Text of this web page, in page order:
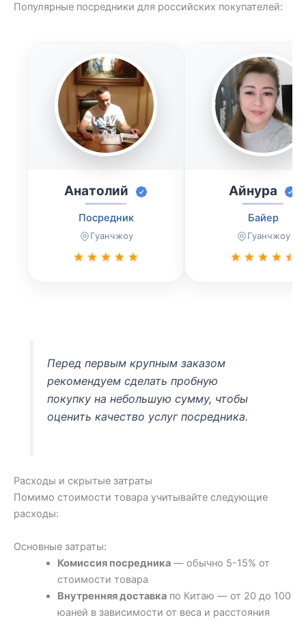
Популярные посредники для российских покупателей:
Анатолий
Посредник
Гуанчжоу
★ ★ ★ ★ ★
Айнура
Байер
Гуанчжоу
★ ★ ★ ★ ★
Перед первым крупным заказом
рекомендуем сделать пробную
покупку на небольшую сумму, чтобы
оценить качество услуг посредника.
Расходы и скрытые затраты
Помимо стоимости товара учитывайте следующие
расходы:
Основные затраты:
Комиссия посредника— обычно 5-15% от
стоимости товара
Внутренняя доставкапо Китаю — от 20 до 100
юаней в зависимости от веса и расстояния